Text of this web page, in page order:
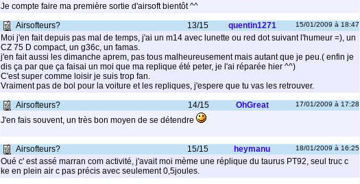
Je compte faire ma première sortie d'airsoft bientôt ^^
Airsofteurs?
13/15 quentin1271 15/01/2009 à 18:47
Moi j'en fait depuis pas mal de temps, j'ai un m14 avec lunette ou red dot suivant l'humeur =), un
CZ 75 D compact, un g36c, un famas.
j'en fait aussi les dimanche aprem, pas tous malheureusement mais autant que je peu.( enfin je
dis ça par que ça faisai un moi que ma replique été peter, je l'ai réparée hier ^^)
C'est super comme loisir je suis trop fan.
Vraiment pas de bol pour la voiture et les repliques, j'espere que tu vas les retrouver.
Airsofteurs?
14/15 OhGreat 17/01/2009 à 17:28
J'en fais souvent, un très bon moyen de se détendre
Airsofteurs? 15/15 heymanu 18/01/2009 à 16:25
Oué c' est assé marran com activité, j'avait moi mème une réplique du taurus PT92, seul truc c
ke en plein air c pas précis avec seulement 0,5joules.